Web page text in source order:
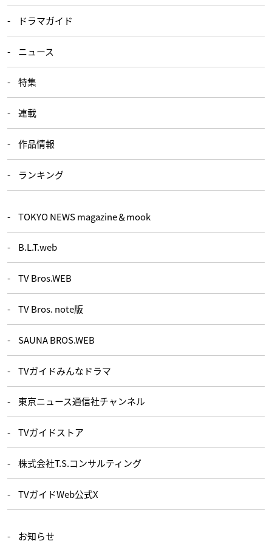
ドラマガイド
ニュース
特集
連載
作品情報
ランキング
TOKYO NEWS magazine＆mook
B.L.T.web
TV Bros.WEB
TV Bros. note版
SAUNA BROS.WEB
TVガイドみんなドラマ
東京ニュース通信社チャンネル
TVガイドストア
株式会社T.S.コンサルティング
TVガイドWeb公式X
お知らせ